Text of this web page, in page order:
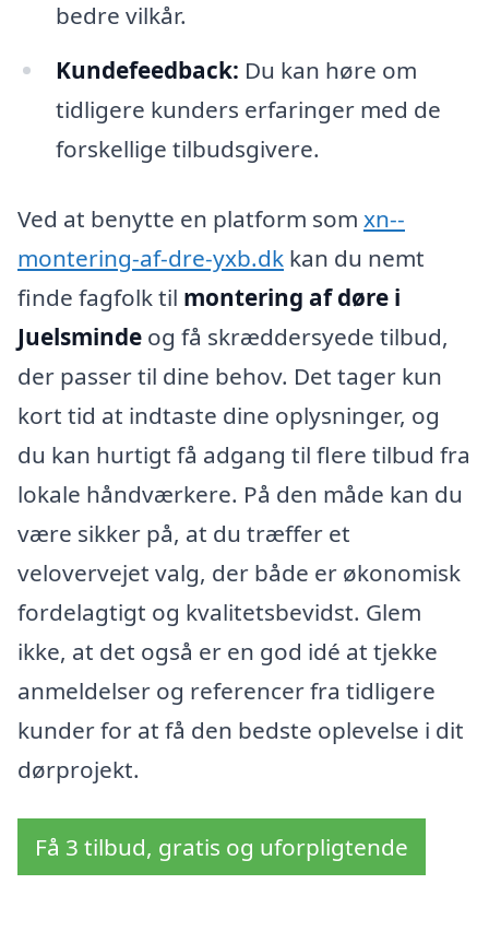
bedre vilkår.
Kundefeedback: Du kan høre om
tidligere kunders erfaringer med de
forskellige tilbudsgivere.
Ved at benytte en platform som xn--
montering-af-dre-yxb.dk kan du nemt
finde fagfolk til montering af døre i
Juelsminde og få skræddersyede tilbud,
der passer til dine behov. Det tager kun
kort tid at indtaste dine oplysninger, og
du kan hurtigt få adgang til flere tilbud fra
lokale håndværkere. På den måde kan du
være sikker på, at du træffer et
velovervejet valg, der både er økonomisk
fordelagtigt og kvalitetsbevidst. Glem
ikke, at det også er en god idé at tjekke
anmeldelser og referencer fra tidligere
kunder for at få den bedste oplevelse i dit
dørprojekt.
Få 3 tilbud, gratis og uforpligtende